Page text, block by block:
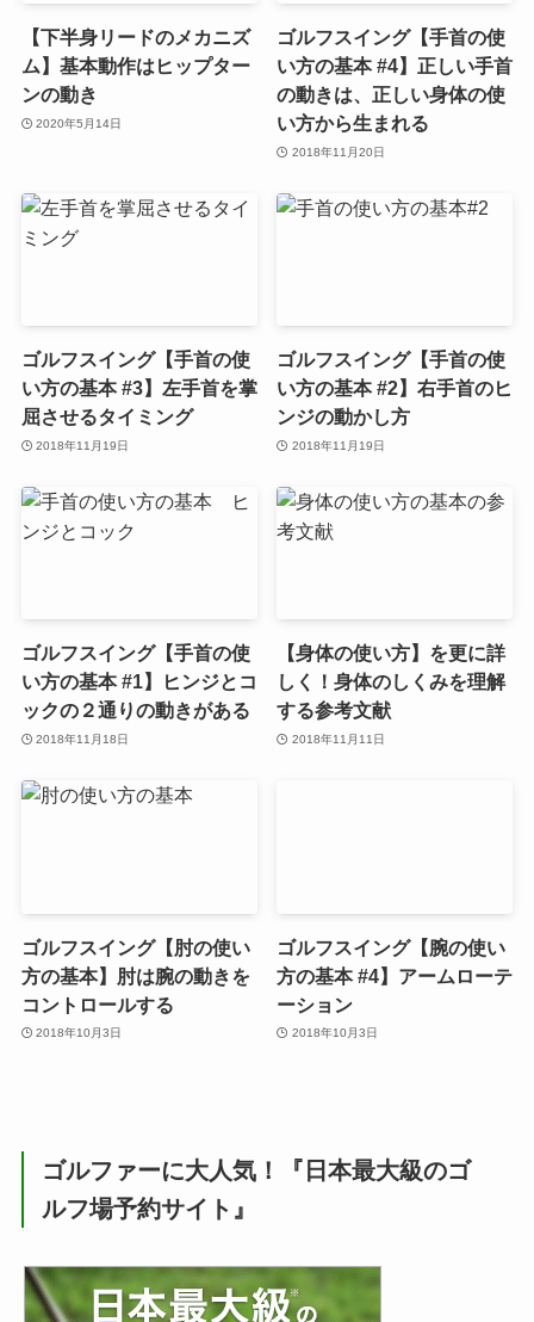
【下半身リードのメカニズ
ム】基本動作はヒップター
ンの動き
2020年5月14日
ゴルフスイング【手首の使
い方の基本 #4】正しい手首
の動きは、正しい身体の使
い方から生まれる
2018年11月20日
ゴルフスイング【手首の使
い方の基本 #3】左手首を掌
屈させるタイミング
2018年11月19日
ゴルフスイング【手首の使
い方の基本 #2】右手首のヒ
ンジの動かし方
2018年11月19日
ゴルフスイング【手首の使
い方の基本 #1】ヒンジとコ
ックの２通りの動きがある
2018年11月18日
【身体の使い方】を更に詳
しく！身体のしくみを理解
する参考文献
2018年11月11日
ゴルフスイング【肘の使い
方の基本】肘は腕の動きを
コントロールする
2018年10月3日
ゴルフスイング【腕の使い
方の基本 #4】アームローテ
ーション
2018年10月3日
ゴルファーに大人気！『日本最大級のゴ
ルフ場予約サイト』